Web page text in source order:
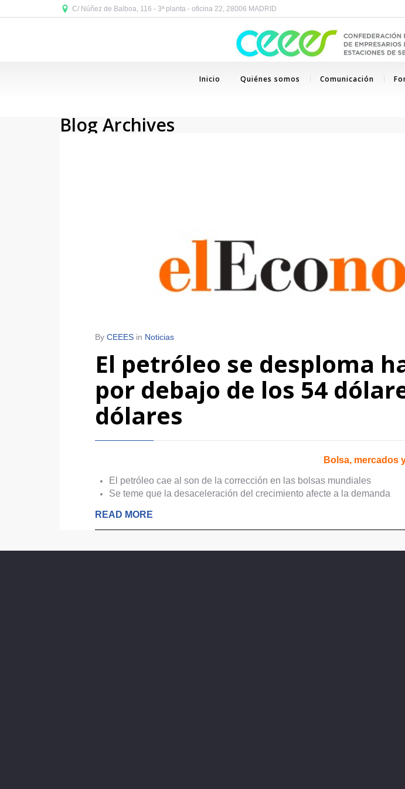
C/ Núñez de Balboa, 116 - 3ª planta - oficina 22, 28006 MADRID
Inicio Quiénes somos Comunicación
Blog Archives
By CEEES in Noticias
El petróleo se desploma
por debajo de los 54
dólares
Bolsa, mercados
El petróleo cae al son de la corrección en las bolsas mundiales
Se teme que la desaceleración del crecimiento afecte a la demanda
READ MORE